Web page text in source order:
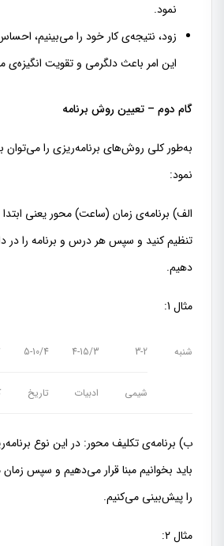
نمود.
زود، نتیجه‌ی کار خود را می‌بینیم،
این امر باعث دلگرمی و تقویت انگیزه‌ی
گام دوم – تعیین روش برنامه
به‌طور کلی روش‌های برنامه‌ریزی را
نمود:
الف) برنامه‌ی زمان (ساعت) محور یعنی
تنظیم کنید و سپس هر درس و برنامه را در
دهیم.
مثال 1:
شنبه 3-2
4-15/3
5-10/4
شیمی ادبیات تاریخ
ب) برنامه‌ی تکلیف محور: در این نوع
باید بخوانیم مبنا قرار می‌دهیم و سپس
را پیش‌بینی می‌کنیم.
مثال ۲: